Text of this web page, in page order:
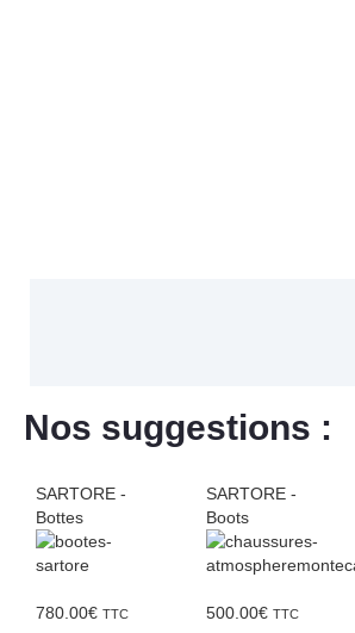
Nos suggestions :
SARTORE -
Bottes
780.00€ TTC
SARTORE -
Boots
500.00€ TTC